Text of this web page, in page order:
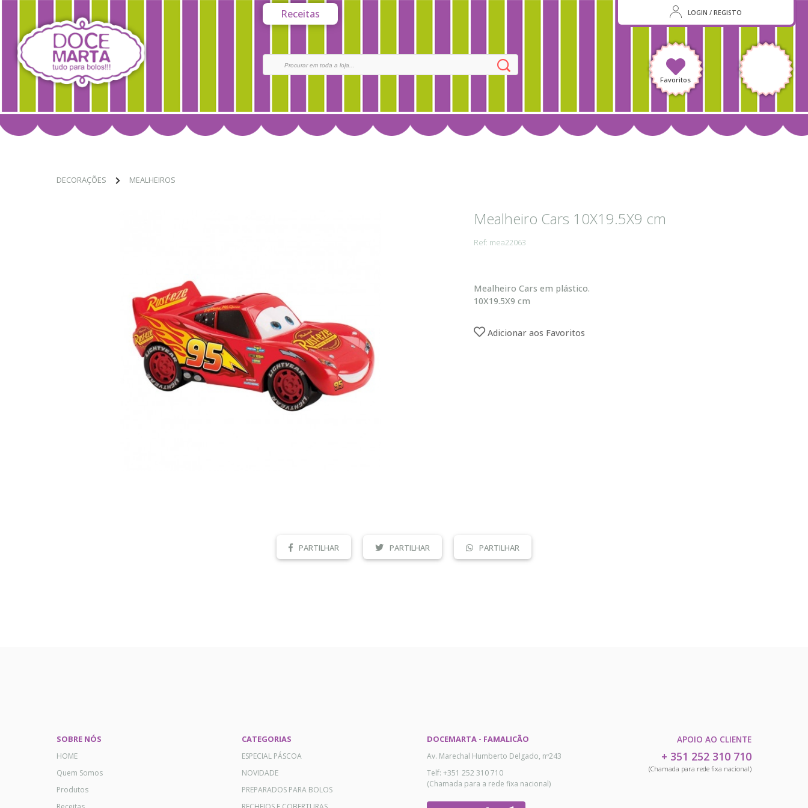
Receitas LOGIN / REGISTO
Favoritos
DECORAÇÕES MEALHEIROS
Mealheiro Cars 10X19.5X9 cm
Ref: mea22063
Mealheiro Cars em plástico.
10X19.5X9 cm
Adicionar aos Favoritos
PARTILHAR PARTILHAR PARTILHAR
SOBRE NÓS
HOME
Quem Somos
Produtos
CATEGORIAS
ESPECIAL PÁSCOA
NOVIDADE
PREPARADOS PARA BOLOS
DOCEMARTA - FAMALICÃO
Av. Marechal Humberto Delgado, nº243
Telf: +351 252 310 710
(Chamada para a rede fixa nacional)
APOIO AO CLIENTE
+ 351 252 310 710
(Chamada para rede fixa nacional)